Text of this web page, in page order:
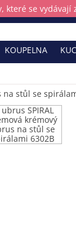
se vydávají
KOUPELNA